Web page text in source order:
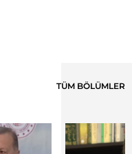
TÜM BÖLÜMLER